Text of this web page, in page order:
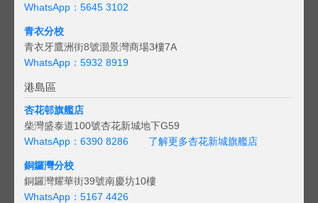
WhatsApp：5645 3102
青衣分校
青衣牙鷹洲街8號灝景灣商場3樓7A
WhatsApp：5932 8919
港島區
杏花邨旗艦店
柴灣盛泰道100號杏花新城地下G59
WhatsApp：6390 8286
了解更多杏花新城旗艦店
銅鑼灣分校
銅鑼灣耀華街39號南慶坊10樓
WhatsApp：5167 4426